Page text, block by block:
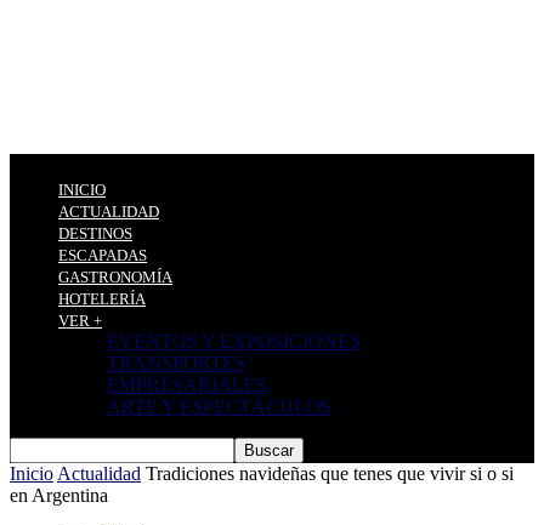
INICIO
ACTUALIDAD
DESTINOS
ESCAPADAS
GASTRONOMÍA
HOTELERÍA
VER +
EVENTOS Y EXPOSICIONES
TRANSPORTES
EMPRESARIALES
ARTE Y ESPECTÁCULOS
Inicio Actualidad Tradiciones navideñas que tenes que vivir si o si
en Argentina